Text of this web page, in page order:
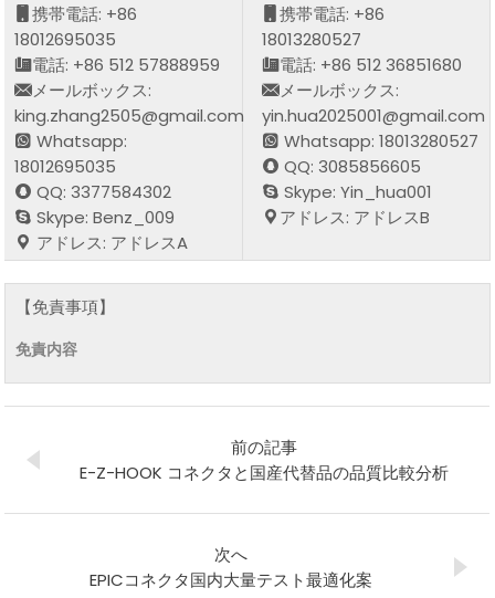
携帯電話: +86
18012695035
電話: +86 512 57888959
メールボックス:
king.zhang2505@gmail.com
Whatsapp:
18012695035
QQ: 3377584302
Skype: Benz_009
アドレス: アドレスA
携帯電話: +86
18013280527
電話: +86 512 36851680
メールボックス:
yin.hua2025001@gmail.com
Whatsapp: 18013280527
QQ: 3085856605
Skype: Yin_hua001
アドレス: アドレスB
【免責事項】
免責内容
前の記事
E-Z-HOOK コネクタと国産代替品の品質比較分析
次へ
EPICコネクタ国内大量テスト最適化案